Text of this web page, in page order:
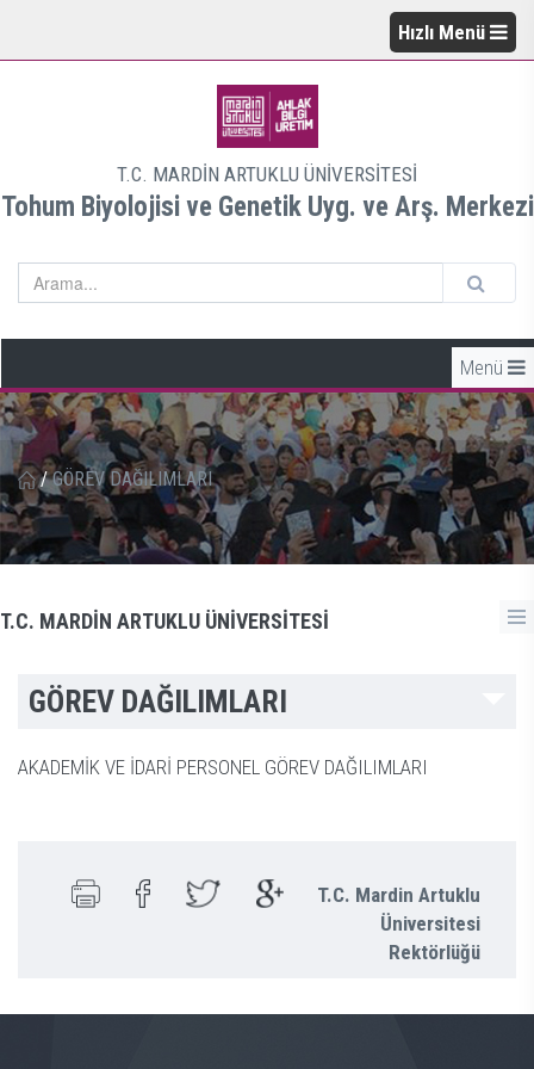
Hızlı Menü
T.C. MARDİN ARTUKLU ÜNİVERSİTESİ
Tohum Biyolojisi ve Genetik Uyg. ve Arş. Merkezi
Menü
/ GÖREV DAĞILIMLARI
T.C. MARDİN ARTUKLU ÜNİVERSİTESİ
GÖREV DAĞILIMLARI
AKADEMİK VE İDARİ PERSONEL GÖREV DAĞILIMLARI
T.C. Mardin Artuklu
Üniversitesi
Rektörlüğü